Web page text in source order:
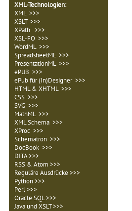
XML-Technologien:
XML >>>
XSLT >>>
XPath >>>
XSL-FO >>>
WordML >>>
SpreadsheetML >>>
PresentationML >>>
ePUB >>>
ePub für (In)Designer >>>
HTML & XHTML >>>
CSS >>>
SVG >>>
MathML >>>
XML Schema >>>
XProc >>>
Schematron >>>
DocBook >>>
DITA >>>
RSS & Atom >>>
Reguläre Ausdrücke >>>
Python >>>
Perl >>>
Oracle SQL >>>
Java und XSLT >>>